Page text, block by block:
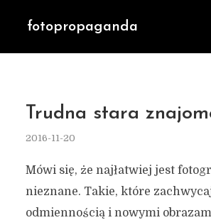
fotopropaganda
Trudna stara
2016-11-20
Mówi się, że najłatwiej jest
nieznane. Takie, które
odmiennością i nowymi